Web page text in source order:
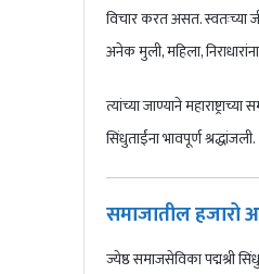
विचार करत असत. स्वतःच्या
अनेक मुली, महिला,
त्यांच्या जाण्याने
सिंधुताईंना भावपूर्ण श्रद्धांजली.
समाजातील हजारो
ज्येष्ठ समाजसेविका पद्मश्री